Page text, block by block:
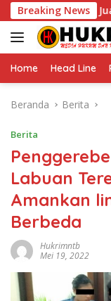
Langsung
ke
konten
Breaking News
Rebut Juara III
Home Head Line
Beranda Berita
Berita
Labuan
Amankan
Berbeda
Hukrimntb
Mei 19, 2022